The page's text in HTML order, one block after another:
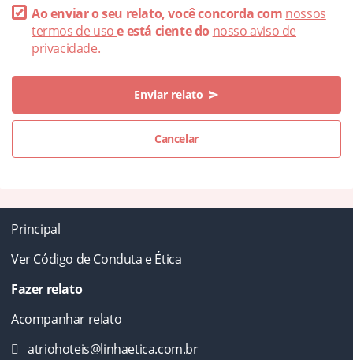
Ao enviar o seu relato, você concorda com nossos
termos de usoe está ciente do nosso aviso de
privacidade.
Cancelar
Enviar relato send
Principal
Ver Código de Conduta e Ética
Fazer relato
Acompanhar relato
atriohoteis@linhaetica.com.br